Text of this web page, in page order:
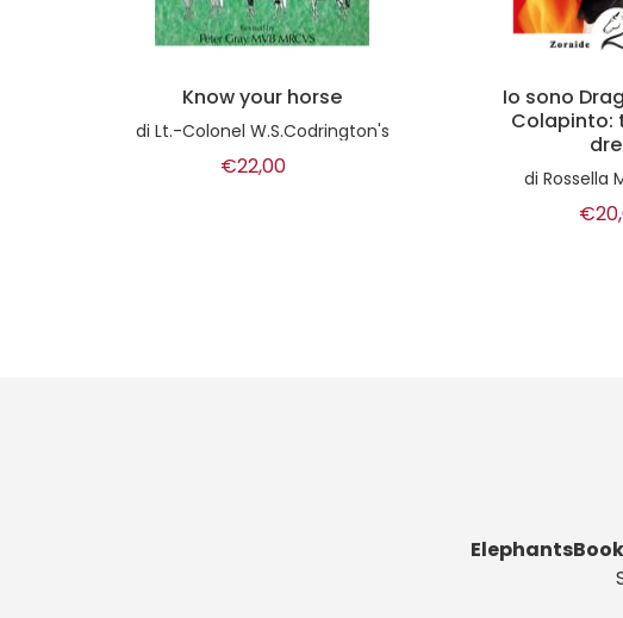
Know your horse
di Lt.-Colonel W.S.Codrington's
€22,00
Io sono
Colapinto:
diRossella